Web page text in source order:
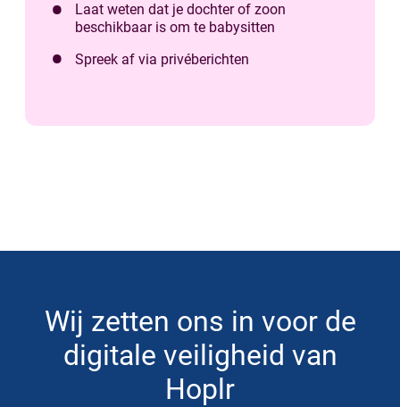
Laat weten dat je dochter of zoon
beschikbaar is om te babysitten
Spreek af via privéberichten
Wij zetten ons in voor de
digitale veiligheid van
Hoplr